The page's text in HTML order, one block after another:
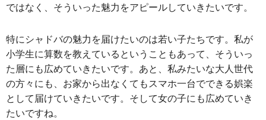
ではなく、そういった魅力をアピールしていきたいです。
特にシャドバの魅力を届けたいのは若い子たちです。私が
小学生に算数を教えているということもあって、そういっ
た層にも広めていきたいです。あと、私みたいな大人世代
の方々にも、お家から出なくてもスマホ一台でできる娯楽
として届けていきたいです。そして女の子にも広めていき
たいですね。